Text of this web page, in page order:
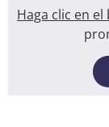
Haga clic en